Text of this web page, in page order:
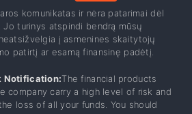
komunikatas ir nėra patarimai dėl
Jo turinys atspindi bendrą mūsų
į asmenines skaitytojų
patirtį ar esamą finansinę padėtį.
Notification:The financial products
company carry a high level of risk and
loss of all your funds. You should